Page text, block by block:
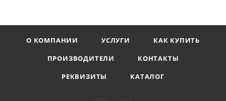
О КОМПАНИИ УСЛУГИ
КАК КУПИТЬ
ПРОИЗВОДИТЕЛИ
КОНТАКТЫ
РЕКВИЗИТЫ
КАТАЛОГ